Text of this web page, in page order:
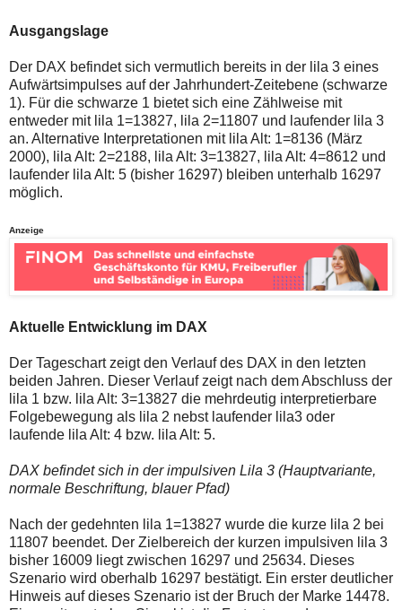
gegen
Netiquette
oder
ein
Missbrauch
der
Kommentarfunktion
sein.
Bitte
überprüfen
Sie
oder
Ihre
Internetverbindung
versuchen
es
zu
späteren
Zeitpunkt
noch
einmal.
Sollte
das
weiterbestehen
bitte
ich
Kontaktaufnahme
per
Mail
robbys-
elliottwellen@online.de.
Bis
die
auch
auf
der
Plattform
wallstreet-
online.de
verfügbar.
Ausgangslage
Der DAX befindet sich vermutlich bereits in der lila 3 eines
Aufwärtsimpulses auf der Jahrhundert-Zeitebene (schwarze
1). Für die schwarze 1 bietet sich eine Zählweise mit
entweder mit lila 1=13827, lila 2=11807 und laufender lila 3
an. Alternative Interpretationen mit lila Alt: 1=8136 (März
2000), lila Alt: 2=2188, lila Alt: 3=13827, lila Alt: 4=8612 und
laufender lila Alt: 5 (bisher 16297) bleiben unterhalb 16297
möglich.
Anzeige
Aktuelle Entwicklung im DAX
Der Tageschart zeigt den Verlauf des DAX in den letzten
beiden Jahren. Dieser Verlauf zeigt nach dem Abschluss der
lila 1 bzw. lila Alt: 3=13827 die mehrdeutig interpretierbare
Folgebewegung als lila 2 nebst laufender lila3 oder
laufende lila Alt: 4 bzw. lila Alt: 5.
DAX befindet sich in der impulsiven Lila 3 (Hauptvariante,
normale Beschriftung, blauer Pfad)
Nach der gedehnten lila 1=13827 wurde die kurze lila 2 bei
11807 beendet. Der Zielbereich der kurzen impulsiven lila 3
bisher 16009 liegt zwischen 16297 und 25634. Dieses
Szenario wird oberhalb 16297 bestätigt. Ein erster deutlicher
Hinweis auf dieses Szenario ist der Bruch der Marke 14478.